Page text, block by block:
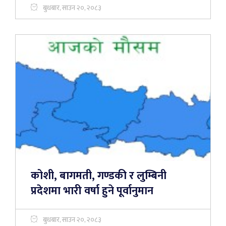
बुधबार, साउन २०, २०८३
कोशी, बागमती, गण्डकी र लुम्बिनी
प्रदेशमा भारी वर्षा हुने पूर्वानुमान
बुधबार, साउन २०, २०८३